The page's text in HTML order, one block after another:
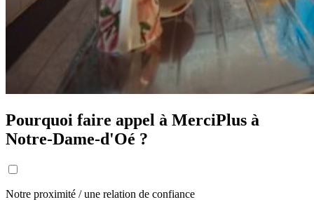
Pourquoi faire appel à MerciPlus à
Notre-Dame-d'Oé ?
Notre proximité / une relation de confiance